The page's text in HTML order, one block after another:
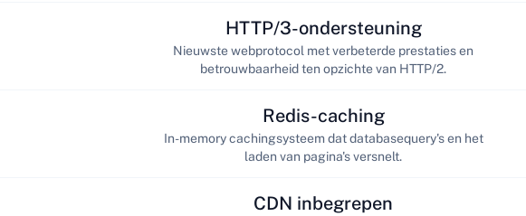
HTTP/3-ondersteuning
Nieuwste webprotocol met verbeterde prestaties en
betrouwbaarheid ten opzichte van HTTP/2.
Redis-caching
In-memory cachingsysteem dat databasequery's en het
laden van pagina's versnelt.
CDN inbegrepen